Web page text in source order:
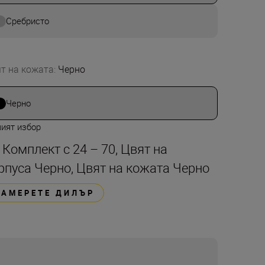
Сребристо
на кожата: Черно
Черно
избор
Комплект с 24 – 70, Цвят на
Черно, Цвят на кожата Черно
ДИЛЪР